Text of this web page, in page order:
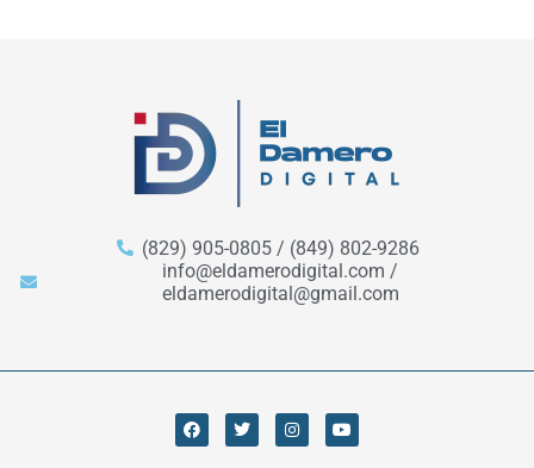
(829) 905-0805 / (849) 802-9286
info@eldamerodigital.com /
eldamerodigital@gmail.com